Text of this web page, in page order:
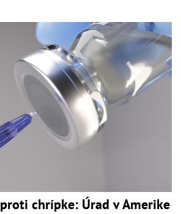
chrípke: Úrad v Amerike